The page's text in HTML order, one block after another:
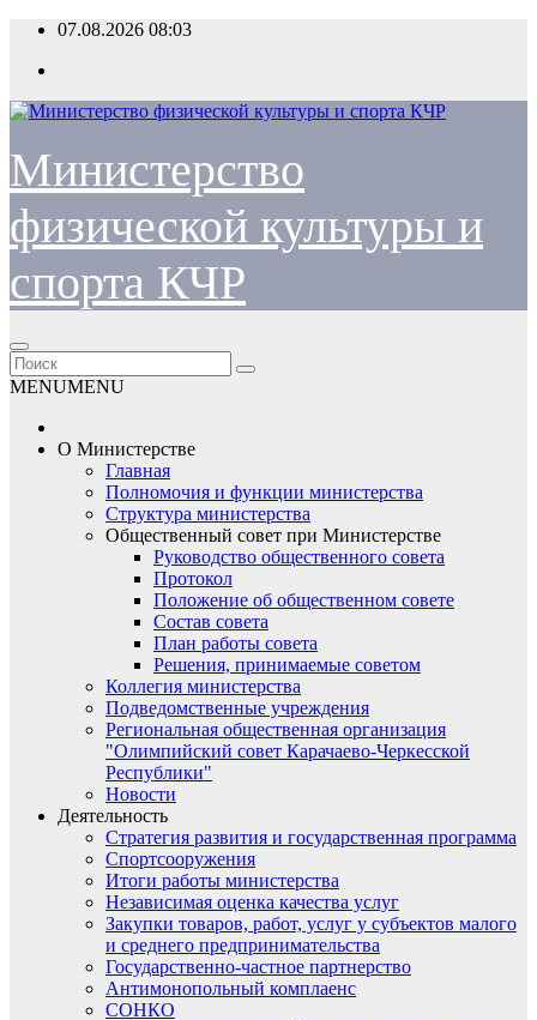
Перейти
содержимому
07.08.2026 08:03
Министерство
физической культуры и
спорта КЧР
MENUMENU
О Министерстве
Главная
Полномочия и функции министерства
Структура министерства
Общественный совет при Министерстве
Руководство общественного совета
Протокол
Положение об общественном совете
Состав совета
План работы совета
Решения, принимаемые советом
Коллегия министерства
Подведомственные учреждения
Региональная общественная организация
"Олимпийский совет Карачаево-Черкесской
Республики"
Новости
Деятельность
Стратегия развития и государственная программа
Спортсооружения
Итоги работы министерства
Независимая оценка качества услуг
Закупки товаров, работ, услуг у субъектов малого
и среднего предпринимательства
Государственно-частное партнерство
Антимонопольный комплаенс
СОНКО